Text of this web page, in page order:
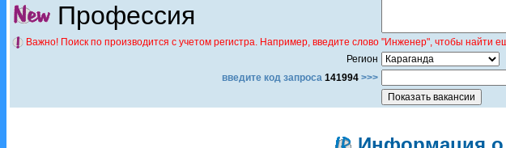
Профессия
Важно! Поиск по производится с учетом регистра. Например, введите слово "Инженер", чтобы найти
Регион
введите код запроса 141994 >>>